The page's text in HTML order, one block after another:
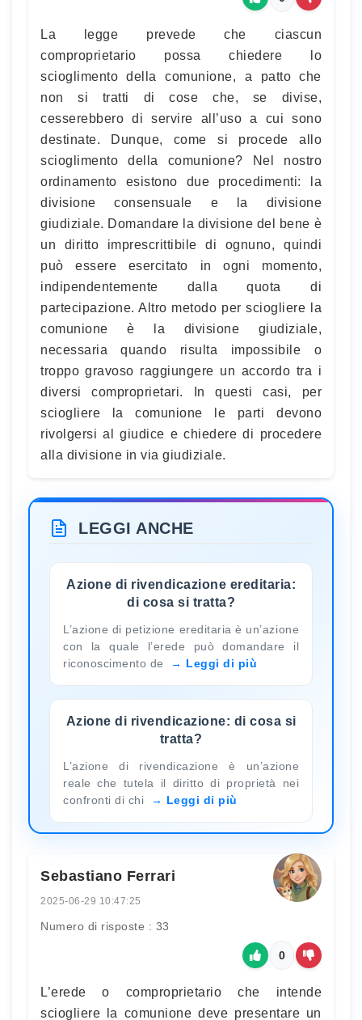
La legge prevede che ciascun
comproprietario possa chiedere lo
scioglimento della comunione, a patto che
non si tratti di cose che, se divise,
cesserebbero di servire all’uso a cui sono
destinate. Dunque, come si procede allo
scioglimento della comunione? Nel nostro
ordinamento esistono due procedimenti: la
divisione consensuale e la divisione
giudiziale. Domandare la divisione del bene è
un diritto imprescrittibile di ognuno, quindi
può essere esercitato in ogni momento,
indipendentemente dalla quota di
partecipazione. Altro metodo per sciogliere la
comunione è la divisione giudiziale,
necessaria quando risulta impossibile o
troppo gravoso raggiungere un accordo tra i
diversi comproprietari. In questi casi, per
sciogliere la comunione le parti devono
rivolgersi al giudice e chiedere di procedere
alla divisione in via giudiziale.
LEGGI ANCHE
Azione di rivendicazione ereditaria:
di cosa si tratta?
L’azione di petizione ereditaria è un’azione
con la quale l’erede può domandare il
riconoscimento de
Leggi di più
Azione di rivendicazione: di cosa si
tratta?
L’azione di rivendicazione è un’azione
reale che tutela il diritto di proprietà nei
confronti di chi
Leggi di più
Sebastiano Ferrari
2025-06-29 10:47:25
Numero di risposte : 33
0
L’erede o comproprietario che intende
sciogliere la comunione deve presentare un